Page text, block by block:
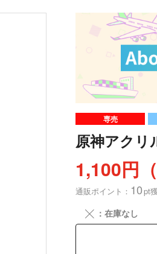
専売
原神アクリ
1,100円
通販ポイント： 10pt
╳ ：在庫なし